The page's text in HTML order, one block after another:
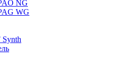
NG
WG
Synth